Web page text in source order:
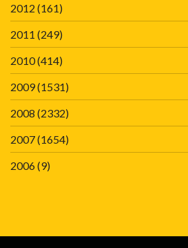
2012 (161)
2011 (249)
2010(414)
2009(1531)
2008 (2332)
2007(1654)
2006(9)